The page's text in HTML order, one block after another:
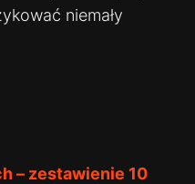
niemały
– zestawienie 10